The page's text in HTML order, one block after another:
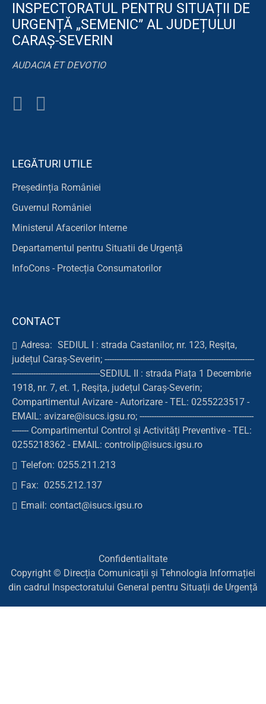
INSPECTORATUL PENTRU SITUAȚII DE
URGENȚĂ „SEMENIC” AL JUDEȚULUI
CARAȘ-SEVERIN
AUDACIA ET DEVOTIO
LEGĂTURI UTILE
Președinția României
Guvernul României
Ministerul Afacerilor Interne
Departamentul pentru Situatii de Urgență
InfoCons - Protecția Consumatorilor
CONTACT
Adresa: SEDIUL I : strada Castanilor, nr. 123, Reşiţa,
județul Caraș-Severin; ---------------------------------------------------------------
-------------------------------------SEDIUL II : strada Piața 1 Decembrie
1918, nr. 7, et. 1, Reşiţa, județul Caraș-Severin;
Compartimentul Avizare - Autorizare - TEL: 0255223517 -
EMAIL: avizare@isucs.igsu.ro; ------------------------------------------------
------- Compartimentul Control și Activități Preventive - TEL:
0255218362 - EMAIL: controlip@isucs.igsu.ro
Telefon: 0255.211.213
Fax: 0255.212.137
Email: contact@isucs.igsu.ro
Confidentialitate
Copyright © Direcția Comunicații și Tehnologia Informației
din cadrul Inspectoratului General pentru Situații de Urgență